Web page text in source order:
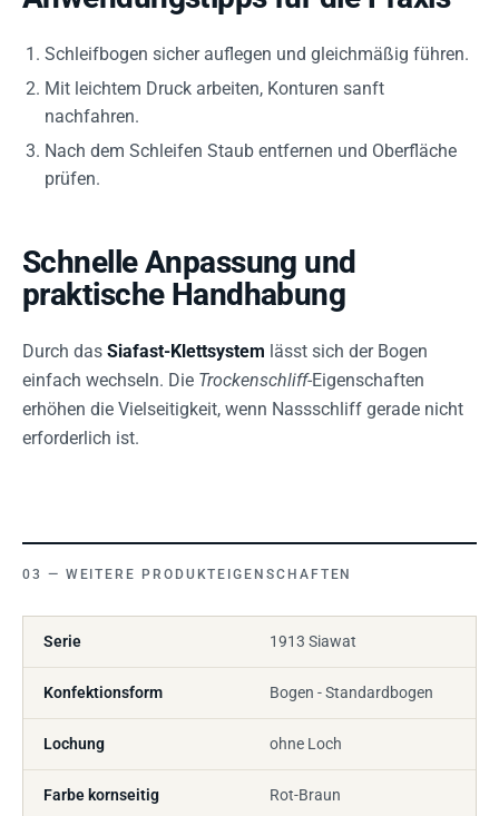
Schleifbogen sicher auflegen und gleichmäßig führen.
Mit leichtem Druck arbeiten, Konturen sanft
nachfahren.
Nach dem Schleifen Staub entfernen und Oberfläche
prüfen.
Schnelle Anpassung und
praktische Handhabung
Durch das Siafast-Klettsystem lässt sich der Bogen
einfach wechseln. Die Trockenschliff-Eigenschaften
erhöhen die Vielseitigkeit, wenn Nassschliff gerade nicht
erforderlich ist.
WEITERE PRODUKTEIGENSCHAFTEN
Serie 1913 Siawat
Konfektionsform Bogen - Standardbogen
Lochung ohne Loch
Farbe kornseitig Rot-Braun